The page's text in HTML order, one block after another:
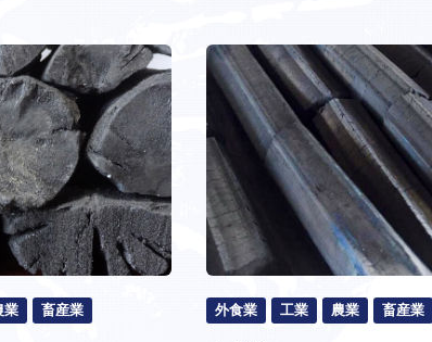
業 畜産業 外食業 工業 農業 畜産業